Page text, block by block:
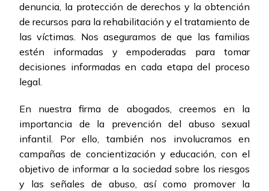
denuncia, la protección de derechos y la obtención
de recursos para la rehabilitación y el tratamiento de
las víctimas. Nos aseguramos de que las familias
estén informadas y empoderadas para tomar
decisiones informadas en cada etapa del proceso
legal.
En nuestra firma de abogados, creemos en la
importancia de la prevención del abuso sexual
infantil. Por ello, también nos involucramos en
campañas de concientización y educación, con el
objetivo de informar a la sociedad sobre los riesgos
y las señales de abuso, así como promover la